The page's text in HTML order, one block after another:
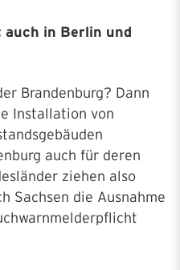
in Berlin und
Brandenburg? Dann
Installation von
auch für deren
ziehen also
Sachsen die Ausnahme